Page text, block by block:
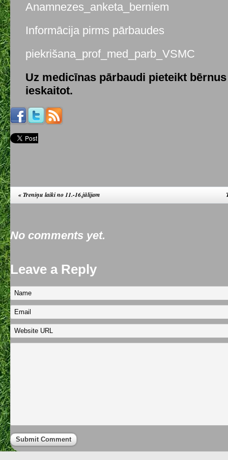
Anamnezes_anketa_berniem
Informācija pirms pārbaudes
piekrišana_prof_med_parb_VSMC
Uz medicīnas pārbaudi pieteikt
ieskaitot.
«Treniņu laiki no 11.-16.jūlijam
No comments yet.
Leave a Reply